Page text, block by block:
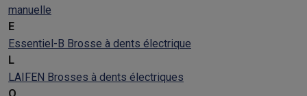
manuelle
E
Essentiel-B Brosse à dents électrique
L
LAIFEN Brosses à dents électriques